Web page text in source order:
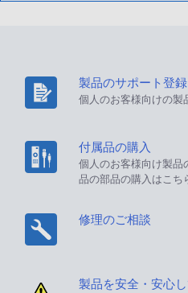
製品のサポート登
個人のお客様向けの製
付属品の購入
個人のお客様向け製品
品の部品の購入はこち
修理のご相談
製品を安全・安心